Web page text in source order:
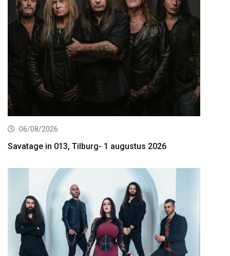
06/08/2026
Savatage in 013, Tilburg- 1 augustus 2026